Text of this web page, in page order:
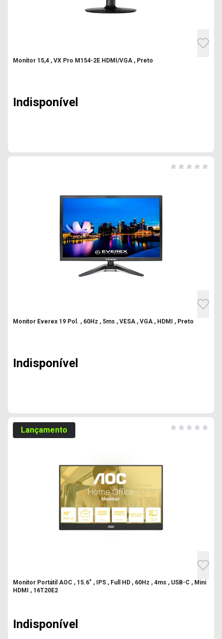
Monitor 15,4 , VX Pro M154-2E HDMI/VGA , Preto
Indisponível
Monitor Everex 19 Pol. , 60Hz , 5ms , VESA , VGA , HDMI , Preto
Indisponível
Lançamento
Monitor Portátil AOC , 15.6" , IPS , Full HD , 60Hz , 4ms , USB-C , Mini
HDMI , 16T20E2
Indisponível